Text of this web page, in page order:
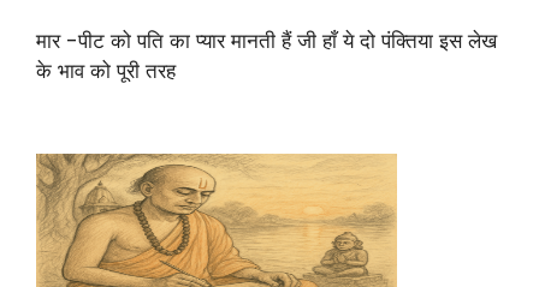
मार -पीट को पति का प्यार मानती हैं जी हाँ ये दो पंक्तिया इस लेख
के भाव को पूरी तरह